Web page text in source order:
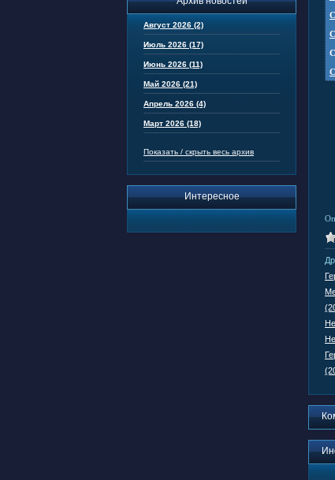
Август 2026 (2)
Июль 2026 (17)
Июнь 2026 (11)
Май 2026 (21)
Апрель 2026 (4)
Март 2026 (18)
Показать / скрыть весь архив
Интересное